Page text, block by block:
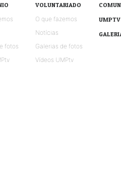
fotos
VOLUNTARIADO
O que fazemos
Notícias
Galerias de fotos
Vídeos UMPtv
UMPTV